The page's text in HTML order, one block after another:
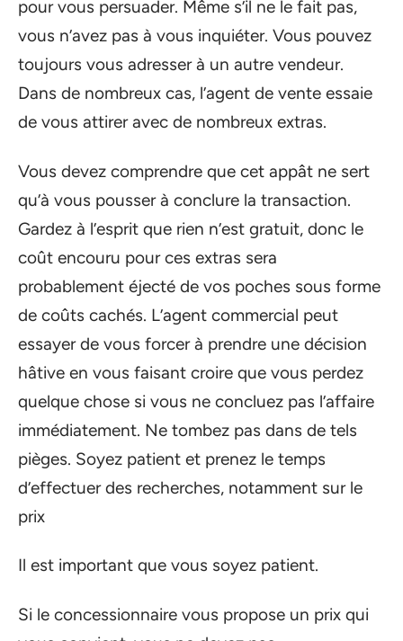
pour vous persuader. Même s’il ne le fait pas,
vous n’avez pas à vous inquiéter. Vous pouvez
toujours vous adresser à un autre vendeur.
Dans de nombreux cas, l’agent de vente essaie
de vous attirer avec de nombreux extras.
Vous devez comprendre que cet appât ne sert
qu’à vous pousser à conclure la transaction.
Gardez à l’esprit que rien n’est gratuit, donc le
coût encouru pour ces extras sera
probablement éjecté de vos poches sous forme
de coûts cachés. L’agent commercial peut
essayer de vous forcer à prendre une décision
hâtive en vous faisant croire que vous perdez
quelque chose si vous ne concluez pas l’affaire
immédiatement. Ne tombez pas dans de tels
pièges. Soyez patient et prenez le temps
d’effectuer des recherches, notamment sur le
prix
Il est important que vous soyez patient.
Si le concessionnaire vous propose un prix qui